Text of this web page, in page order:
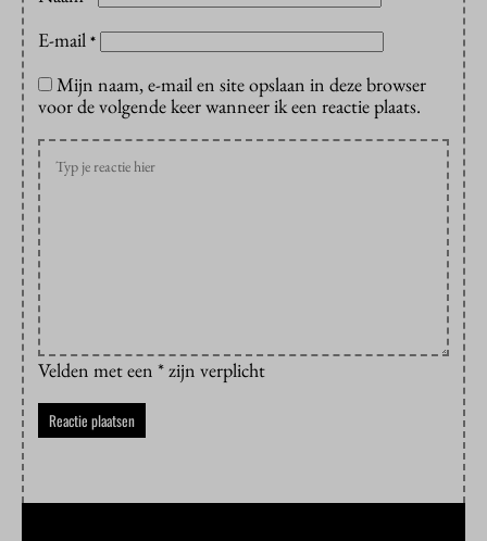
E-mail *
Mijn naam, e-mail en site opslaan in deze browser
voor de volgende keer wanneer ik een reactie plaats.
Velden met een * zijn verplicht